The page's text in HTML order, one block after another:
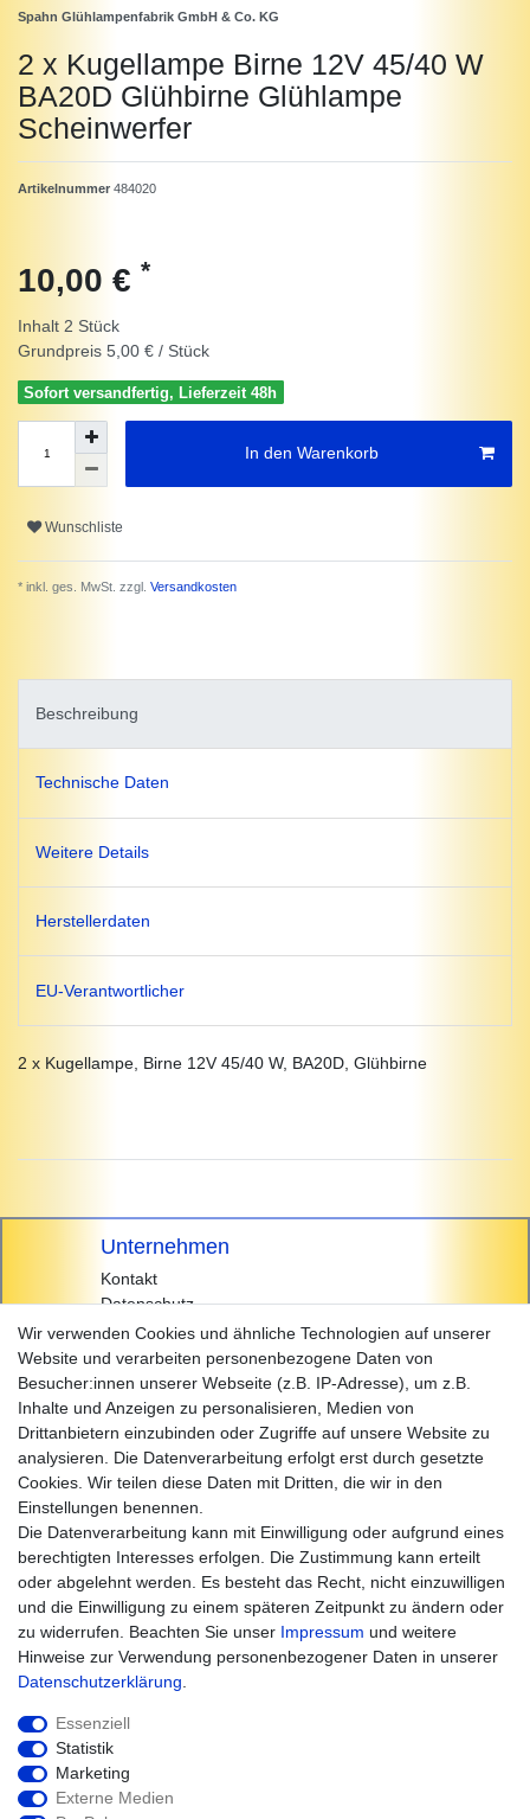
Spahn Glühlampenfabrik GmbH & Co. KG
2 x Kugellampe Birne 12V 45/40 W
BA20D Glühbirne Glühlampe
Scheinwerfer
Artikelnummer 484020
10,00 € *
Inhalt 2 Stück
Grundpreis 5,00 € / Stück
Sofort versandfertig, Lieferzeit 48h
In den Warenkorb
Wunschliste
* inkl. ges. MwSt. zzgl. Versandkosten
Beschreibung
Technische Daten
Weitere Details
Herstellerdaten
EU-Verantwortlicher
2 x Kugellampe, Birne 12V 45/40 W, BA20D, Glühbirne
Unternehmen
Kontakt
Datenschutz
AGB
Impressum
Einkaufen
Zahlungsarten
Versandarten & -kosten
Widerrufsrecht
Warenkorb
Zur Kasse
Hilfe
Wir verwenden Cookies und ähnliche Technologien auf unserer
Website und verarbeiten personenbezogene Daten von
Besucher:innen unserer Webseite (z.B. IP-Adresse), um z.B.
Inhalte und Anzeigen zu personalisieren, Medien von
Drittanbietern einzubinden oder Zugriffe auf unsere Website zu
analysieren. Die Datenverarbeitung erfolgt erst durch gesetzte
Cookies. Wir teilen diese Daten mit Dritten, die wir in den
Einstellungen benennen.
Die Datenverarbeitung kann mit Einwilligung oder aufgrund eines
berechtigten Interesses erfolgen. Die Zustimmung kann erteilt
oder abgelehnt werden. Es besteht das Recht, nicht einzuwilligen
und die Einwilligung zu einem späteren Zeitpunkt zu ändern oder
zu widerrufen. Beachten Sie unser Impressum und weitere
Hinweise zur Verwendung personenbezogener Daten in unserer
Daten­schutz­erklärung
Essenziell
Statistik
Marketing
Externe Medien